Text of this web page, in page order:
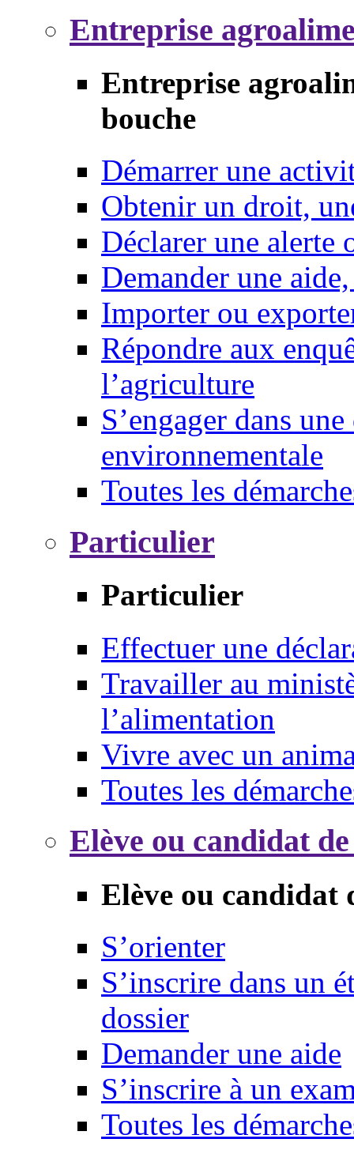
Entreprise
Entreprise
bouche
Démarrer une
Obtenir un droit,
Déclarer une alerte
Demander une
Importer ou
Répondre aux
l’agriculture
S’engager dans
environnementale
Toutes les
Particulier
Particulier
Effectuer une
Travailler au
l’alimentation
Vivre avec un
Toutes les
Elève ou candidat
Elève ou candidat
S’orienter
S’inscrire dans un
dossier
Demander une aide
S’inscrire à un
Toutes les